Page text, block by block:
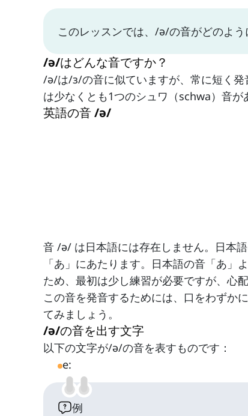
このレッスンでは、/ə/の音がどのよ
/ə/はどんな音ですか？
/ə/は/ɜ/の音に似ていますが、常に短く
は少なくとも1つのシュワ（schwa）音が
英語の音 /ə/
音 /ə/ は日本語には存在しません。日本
「あ」にあたります。日本語の音「あ
ため、最初は少し練習が必要ですが、心
この音を発音するためには、口をわずか
てみましょう。
/ə/の音を出す文字
以下の文字が/ə/の音を表すものです：
e:
例